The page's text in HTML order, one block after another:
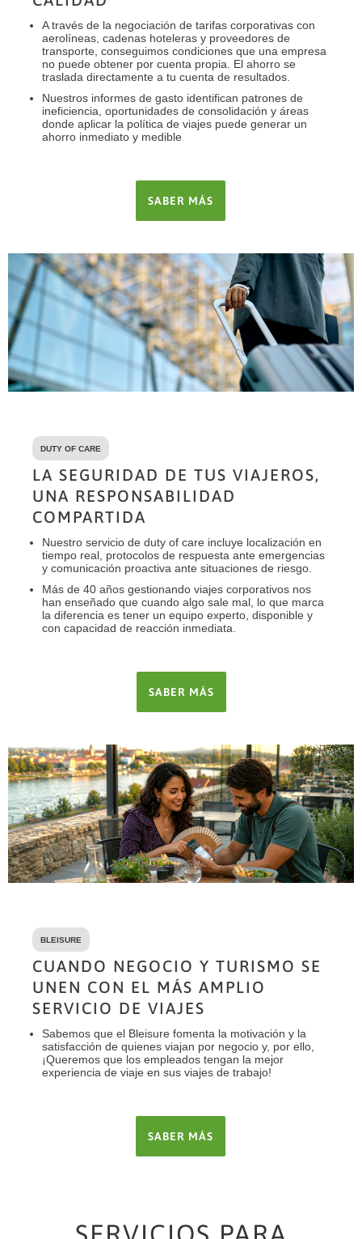
A través de la negociación de tarifas corporativas con
aerolíneas, cadenas hoteleras y proveedores de
transporte, conseguimos condiciones que una empresa
no puede obtener por cuenta propia. El ahorro se
traslada directamente a tu cuenta de resultados.
Nuestros informes de gasto identifican patrones de
ineficiencia, oportunidades de consolidación y áreas
donde aplicar la política de viajes puede generar un
ahorro inmediato y medible
SABER MÁS
DUTY OF CARE
LA SEGURIDAD DE TUS VIAJEROS,
UNA RESPONSABILIDAD
COMPARTIDA
Nuestro servicio de duty of care incluye localización en
tiempo real, protocolos de respuesta ante emergencias
y comunicación proactiva ante situaciones de riesgo.
Más de 40 años gestionando viajes corporativos nos
han enseñado que cuando algo sale mal, lo que marca
la diferencia es tener un equipo experto, disponible y
con capacidad de reacción inmediata.
SABER MÁS
BLEISURE
CUANDO NEGOCIO Y TURISMO SE
UNEN CON EL MÁS AMPLIO
SERVICIO DE VIAJES
Sabemos que el Bleisure fomenta la motivación y la
satisfacción de quienes viajan por negocio y, por ello,
¡Queremos que los empleados tengan la mejor
experiencia de viaje en sus viajes de trabajo!
SABER MÁS